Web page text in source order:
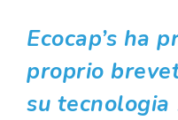
Ecocap’s ha
proprio
su